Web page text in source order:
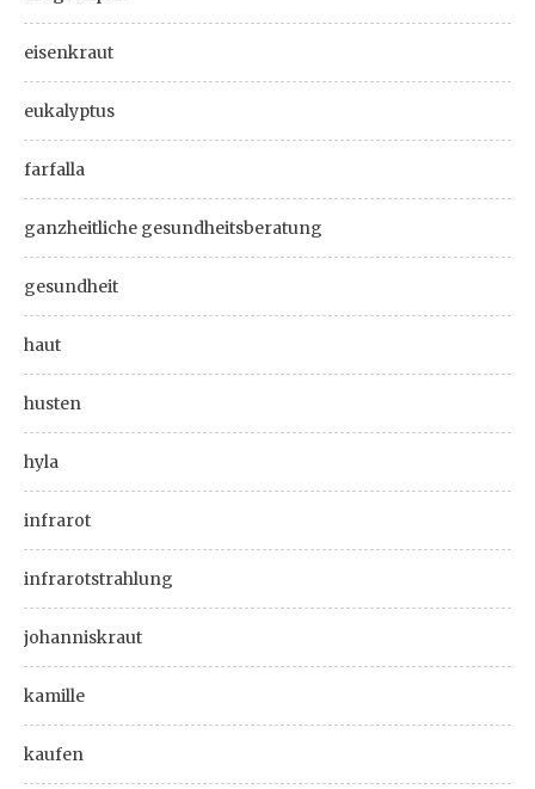
eisenkraut
eukalyptus
farfalla
ganzheitliche gesundheitsberatung
gesundheit
haut
husten
hyla
infrarot
infrarotstrahlung
johanniskraut
kamille
kaufen